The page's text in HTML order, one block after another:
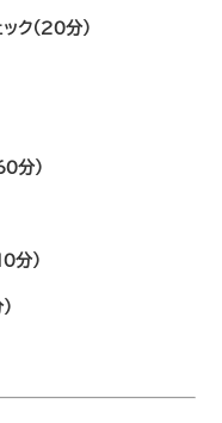
ク（20分）
分）
分）